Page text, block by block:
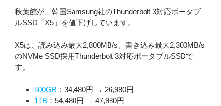
秋葉館が、韓国Samsung社のThunderbolt 3対応ポータブ
ルSSD「X5」を値下げしています。
X5は、読み込み最大2,800MB/s、書き込み最大2,300MB/s
のNVMe SSD採用Thunderbolt 3対応ポータブルSSDで
す。
500GB ：34,480円 → 26,980円
1TB ：54,480円 → 47,980円